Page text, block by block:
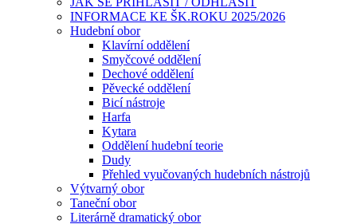
INFORMACE KE ŠK.ROKU 2025/2026
Hudební obor
Klavírní oddělení
Smyčcové oddělení
Dechové oddělení
Pěvecké oddělení
Bicí nástroje
Harfa
Kytara
Oddělení hudební teorie
Dudy
Přehled vyučovaných hudebních nástrojů
Výtvarný obor
Taneční obor
Literárně dramatický obor